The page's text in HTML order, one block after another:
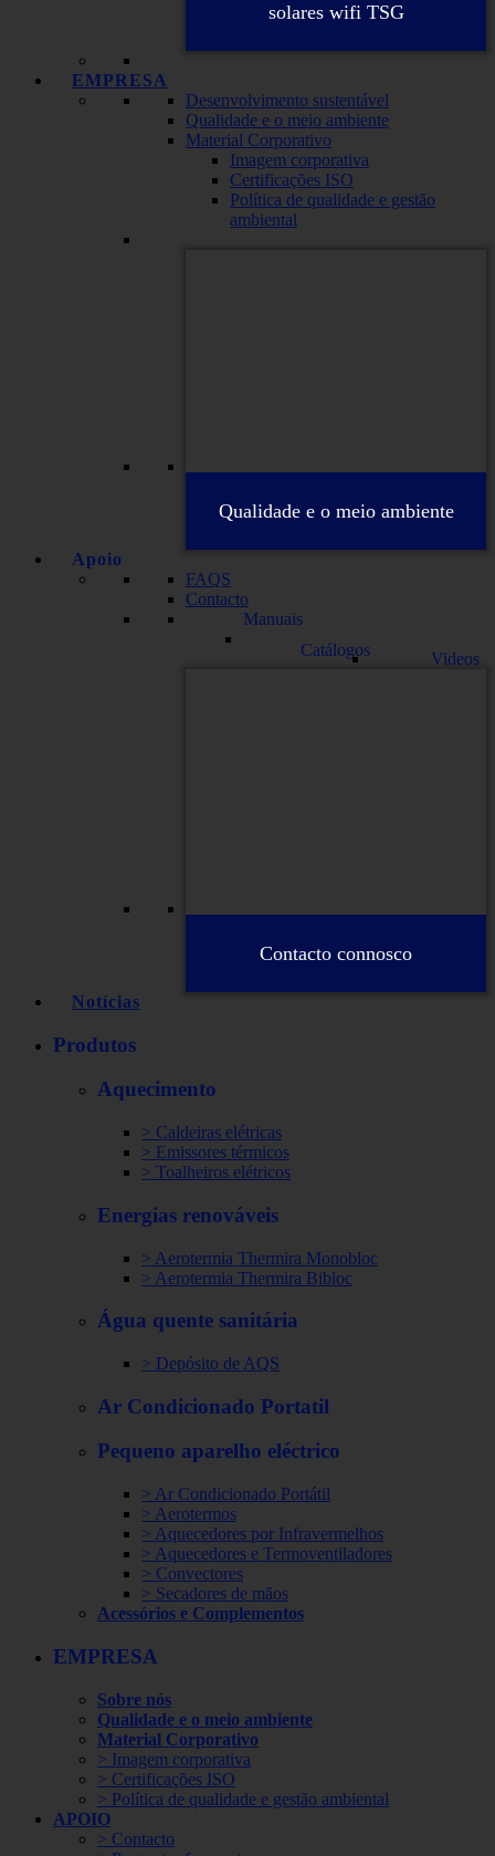
solares wifi TSG
EMPRESA
Desenvolvimento sustentável
Qualidade e o meio ambiente
Material Corporativo
Imagem corporativa
Certificações ISO
Política de qualidade e gestão
ambiental
Qualidade e o meio ambiente
Apoio
FAQS
Contacto
Manuais
Catálogos
Videos
Contacto connosco
Notícias
Produtos
Aquecimento
> Caldeiras elétricas
> Emissores térmicos
> Toalheiros elétricos
Energias renováveis
> Aerotermia Thermira Monobloc
> Aerotermia Thermira Bibloc
Água quente sanitária
> Depósito de AQS
Ar Condicionado Portatil
Pequeno aparelho eléctrico
> Ar Condicionado Portátil
> Aerotermos
> Aquecedores por Infravermelhos
> Aquecedores e Termoventiladores
> Convectores
> Secadores de mãos
Acessórios e Complementos
EMPRESA
Sobre nós
Qualidade e o meio ambiente
Material Corporativo
> Imagem corporativa
> Certificações ISO
> Política de qualidade e gestão ambiental
APOIO
> Contacto